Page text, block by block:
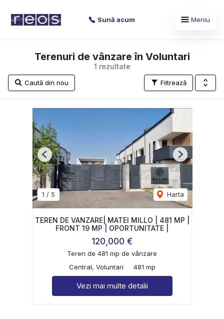
Sună acum Meniu
1 rezultate
Terenuri de vânzare în Voluntari
Filtrează
Caută din nou
1 / 5 Harta
Previous Next
TEREN DE VANZARE| MATEI MILLO | 481 MP |
FRONT 19 MP | OPORTUNITATE |
120,000 €
Teren de 481 mp de vânzare
Central, Voluntari
481 mp
Vezi mai multe detalii